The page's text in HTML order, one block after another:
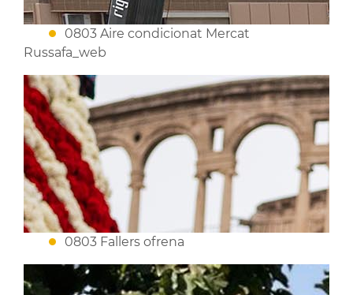
0803 Aire condicionat Mercat
Russafa_web
0803 Fallers ofrena